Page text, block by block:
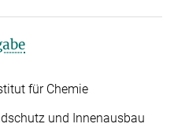
für Chemie
und Innenausbau